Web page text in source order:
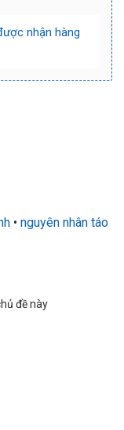
nhận hàng
• nguyên nhân táo
đề này